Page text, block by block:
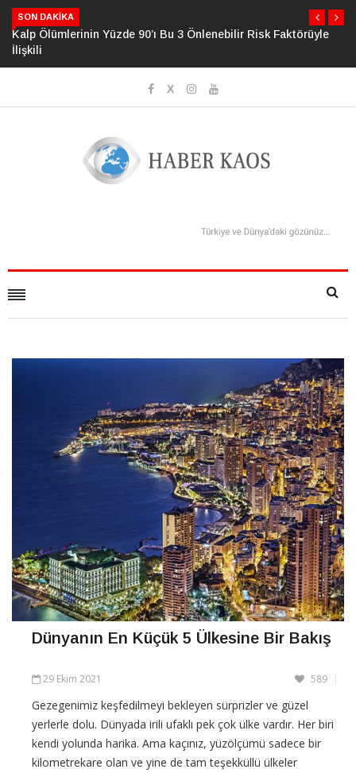
SON DAKIKA
Kalp Ölümlerinin Yüzde 90’ı Bu 3 Önlenebilir Risk Faktörüyle
İlişkili
Dünyanın En Küçük 5 Ülkesine Bir Bakış
29 Ekim 2021 589
Gezegenimiz keşfedilmeyi bekleyen sürprizler ve güzel
yerlerle dolu. Dünyada irili ufaklı pek çok ülke vardır. Her biri
kendi yolunda harika. Ama kaçınız, yüzölçümü sadece bir
kilometrekare olan ve yine de tam teşekküllü ülkeler